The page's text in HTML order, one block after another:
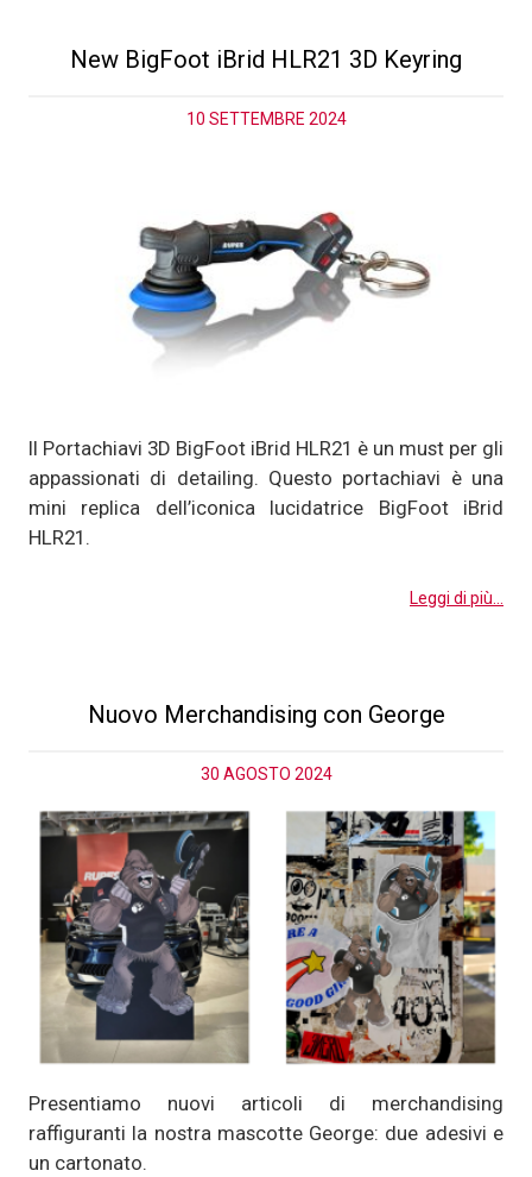
New BigFoot iBrid HLR21 3D Keyring
10 SETTEMBRE 2024
Il Portachiavi 3D BigFoot iBrid HLR21 è un must per gli
appassionati di detailing. Questo portachiavi è una
mini replica dell’iconica lucidatrice BigFoot iBrid
HLR21.
Leggi di più...
Nuovo Merchandising con George
30 AGOSTO 2024
Presentiamo nuovi articoli di merchandising
raffiguranti la nostra mascotte George: due adesivi e
un cartonato.